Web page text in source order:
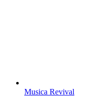
Musica Revival